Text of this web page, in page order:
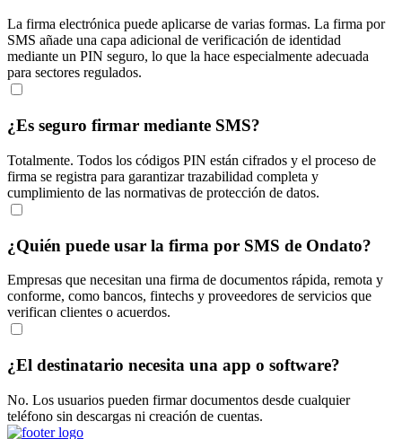
La firma electrónica puede aplicarse de varias formas. La firma por
SMS añade una capa adicional de verificación de identidad
mediante un PIN seguro, lo que la hace especialmente adecuada
para sectores regulados.
¿Es seguro firmar mediante SMS?
Totalmente. Todos los códigos PIN están cifrados y el proceso de
firma se registra para garantizar trazabilidad completa y
cumplimiento de las normativas de protección de datos.
¿Quién puede usar la firma por SMS de Ondato?
Empresas que necesitan una firma de documentos rápida, remota y
conforme, como bancos, fintechs y proveedores de servicios que
verifican clientes o acuerdos.
¿El destinatario necesita una app o software?
No. Los usuarios pueden firmar documentos desde cualquier
teléfono sin descargas ni creación de cuentas.